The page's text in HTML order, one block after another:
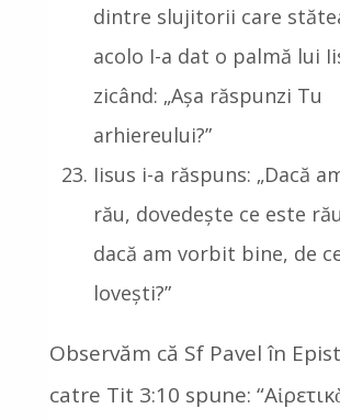
dintre slujitorii care
acolo I-a dat o palmă lui
zicând: „Așa răspunzi Tu
arhiereului?”
Iisus i-a răspuns: „Dacă
rău, dovedește ce este
dacă am vorbit bine, de
lovești?”
Observăm că Sf Pavel în
catre Tit 3:10 spune: